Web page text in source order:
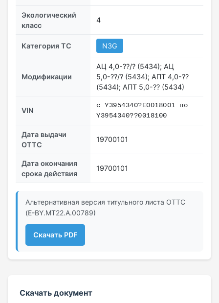
Экологический
класс
4
Категория ТС N3G
Модификации
АЦ 4,0-??/? (5434); АЦ
5,0-??/? (5434); АПТ 4,0-??
(5434); АПТ 5,0-?? (5434)
VIN
c Y3954340?Е0018001 по
Y3954340??0018100
Дата выдачи
ОТТС
19700101
Дата окончания
срока действия
19700101
Альтернативная версия титульного листа ОТТС
(E-BY.MT22.А.00789)
Скачать PDF
Скачать документ